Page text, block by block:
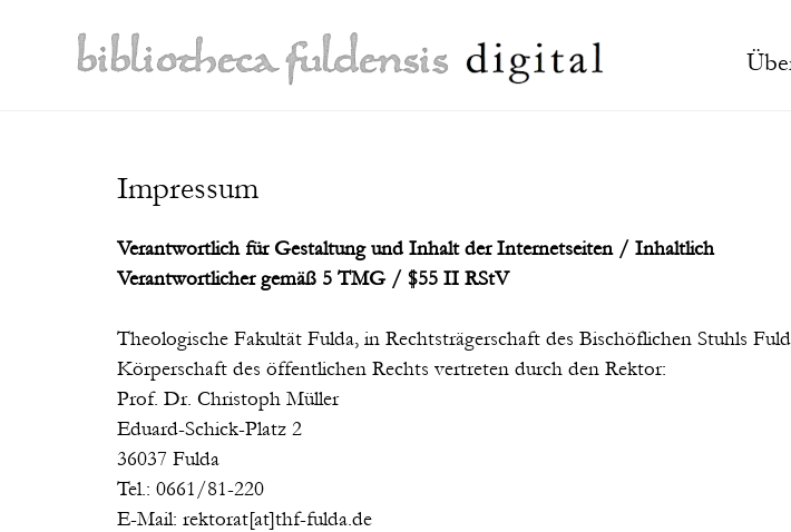
Impressum
Verantwortlich für Gestaltung und Inhalt der Internetseiten / Inhaltlich
Verantwortlicher gemäß 5 TMG / $55 II RStV
Theologische Fakultät Fulda, in Rechtsträgerschaft des Bischöflichen Stuhls
Körperschaft des öffentlichen Rechts vertreten durch den Rektor:
Prof. Dr. Christoph Müller
Eduard-Schick-Platz 2
36037 Fulda
Tel.: 0661/81-220
E-Mail: rektorat[at]thf-fulda.de